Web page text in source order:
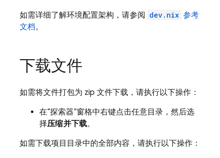
如需详细了解环境配置架构，请参阅 dev.nix 参考
文档。
下载文件
如需将文件打包为 zip 文件下载，请执行以下操作：
在“探索器”窗格中右键点击任意目录，然后选
择压缩并下载。
如需下载项目目录中的全部内容，请执行以下操作：